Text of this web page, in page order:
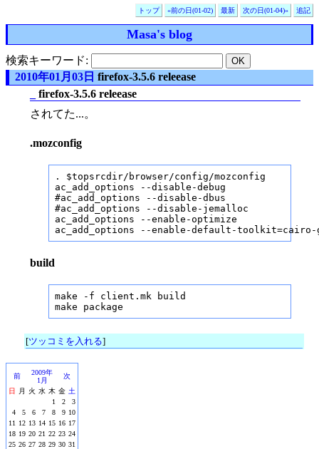
トップ «前の日(01-02) 最新 次の日(01-04)» 追記
Masa's blog
検索キーワード:
2010年01月03日 firefox-3.5.6 releease
firefox-3.5.6 releease
されてた...。
.mozconfig
. $topsrcdir/browser/config/mozconfig
ac_add_options --disable-debug
#ac_add_options --disable-dbus
#ac_add_options --disable-jemalloc
ac_add_options --enable-optimize
ac_add_options --enable-default-toolkit=cairo-
build
make -f client.mk build
make package
[ツッコミを入れる]
前
2009年
1月
次
日
月 火 水 木 金 土
1
2
3
4
5 6 7 8 9 10
11
12 13 14 15 16 17
18 19 20 21 22 23 24
25 26 27 28 29 30 31